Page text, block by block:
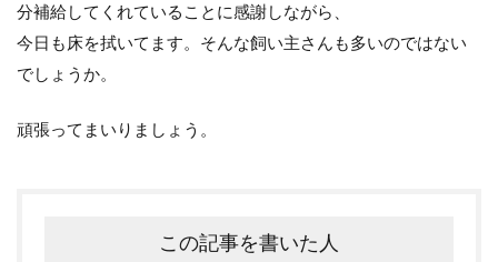
分補給してくれていることに感謝しながら、
今日も床を拭いてます。そんな飼い主さんも多いのではない
でしょうか。
頑張ってまいりましょう。
この記事を書いた人